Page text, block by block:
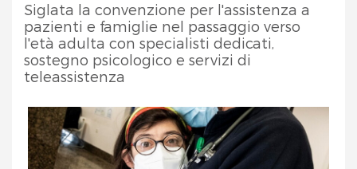
Siglata la convenzione per l'assistenza a
pazienti e famiglie nel passaggio verso
l'età adulta con specialisti dedicati,
sostegno psicologico e servizi di
teleassistenza